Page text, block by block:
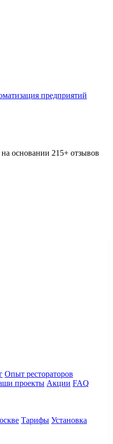
предприятий
на основании 215+ отзывов
Опыт рестораторов
проекты Акции FAQ
Тарифы Установка